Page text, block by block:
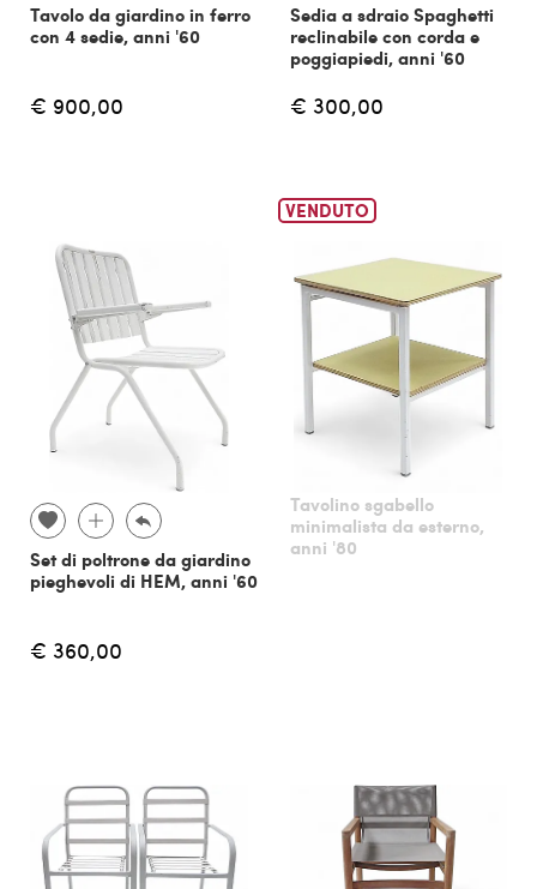
Tavolo da giardino in ferro
con 4 sedie, anni '60
€ 900,00
Sedia a sdraio Spaghetti
reclinabile con corda e
poggiapiedi, anni '60
€ 300,00
Set di poltrone da giardino
pieghevoli di HEM, anni '60
€ 360,00
VENDUTO
Tavolino sgabello
minimalista da esterno,
anni '80